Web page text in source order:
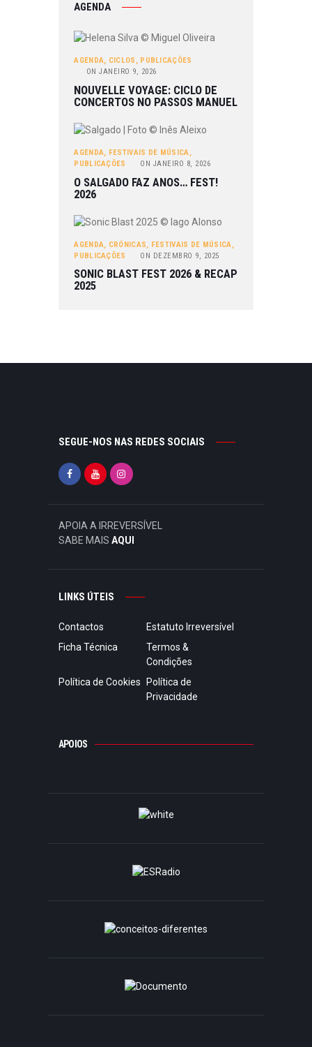
AGENDA
AGENDA, CICLOS , PUBLICAÇÕES
ON JANEIRO 9, 2026
NOUVELLE VOYAGE: CICLO DE
CONCERTOS NO PASSOS MANUEL
AGENDA, FESTIVAIS DE MÚSICA,
PUBLICAÇÕES
ON JANEIRO 8, 2026
O SALGADO FAZ ANOS… FEST!
2026
AGENDA CRÓNICAS FESTIVAIS DE MÚSICA
PUBLICAÇÕES
ON DEZEMBRO 9, 2025
SONIC BLAST FEST 2026 & RECAP
2025
SEGUE-NOS NAS REDES SOCIAIS
APOIA A IRREVERSÍVEL
SABE MAIS AQUI
LINKS ÚTEIS
Contactos
Estatuto Irreversível
Ficha Técnica
Termos &
Condições
Política de Cookies
Política de
Privacidade
APOIOS